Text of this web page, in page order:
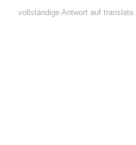
vollständige Antwort auf